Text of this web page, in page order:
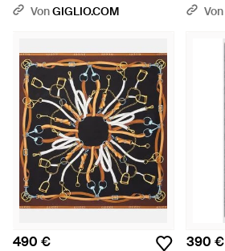
VonGIGLIO.COM
WeißVon
490 € 390 €